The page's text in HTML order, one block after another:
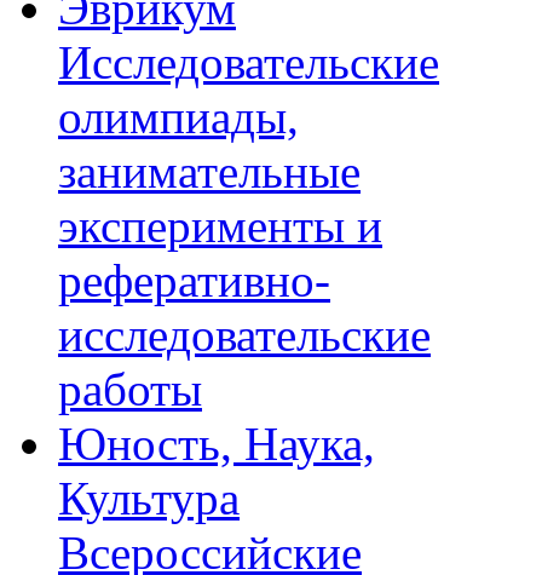
Исследовательские
олимпиады,
занимательные
эксперименты и
реферативно-
исследовательские
работы
Юность, Наука,
Культура
Всероссийские